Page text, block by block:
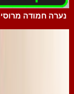
נערה חמודה